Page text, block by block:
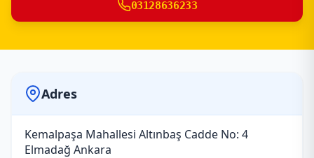
03128636233
Adres
Kemalpaşa Mahallesi Altınbaş Cadde No: 4
Elmadağ Ankara